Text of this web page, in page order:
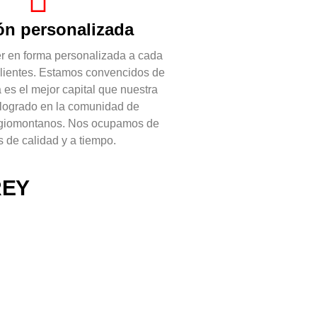
personalizada
en forma personalizada a cada
Estamos convencidos de
el mejor capital que nuestra
en la comunidad de
Nos ocupamos de
de calidad y a tiempo.